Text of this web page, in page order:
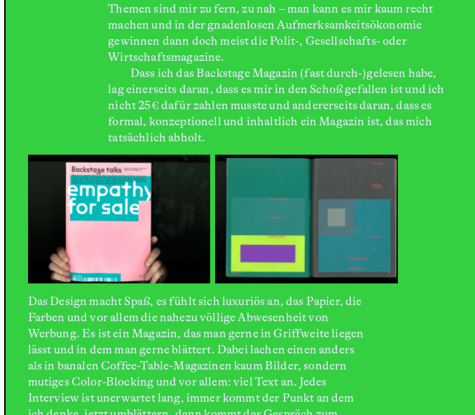
Themen sind mir zu fern, zu nah – man kann es mir kaum recht
machen und in der gnadenlosen Aufmerksamkeitsökonomie
gewinnen dann doch meist die Polit-, Gesellschafts- oder
Wirtschaftsmagazine.
Dass ich das Backstage Magazin (fast durch-)gelesen habe,
lag einerseits daran, dass es mir in den Schoß gefallen ist und ich
nicht 25€ dafür zahlen musste und andererseits daran, dass es
formal, konzeptionell und inhaltlich ein Magazin ist, das mich
tatsächlich abholt.
Das Design macht Spaß, es fühlt sich luxuriös an, das Papier, die
Farben und vor allem die nahezu völlige Abwesenheit von
Werbung. Es ist ein Magazin, das man gerne in Griffweite liegen
lässt und in dem man gerne blättert. Dabei lachen einen anders
als in banalen Coffee-Table-Magazinen kaum Bilder, sondern
mutiges Color-Blocking und vor allem: viel Text an. Jedes
Interview ist unerwartet lang, immer kommt der Punkt an dem